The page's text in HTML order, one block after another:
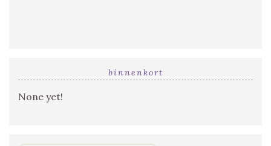
binnenkort
None yet!